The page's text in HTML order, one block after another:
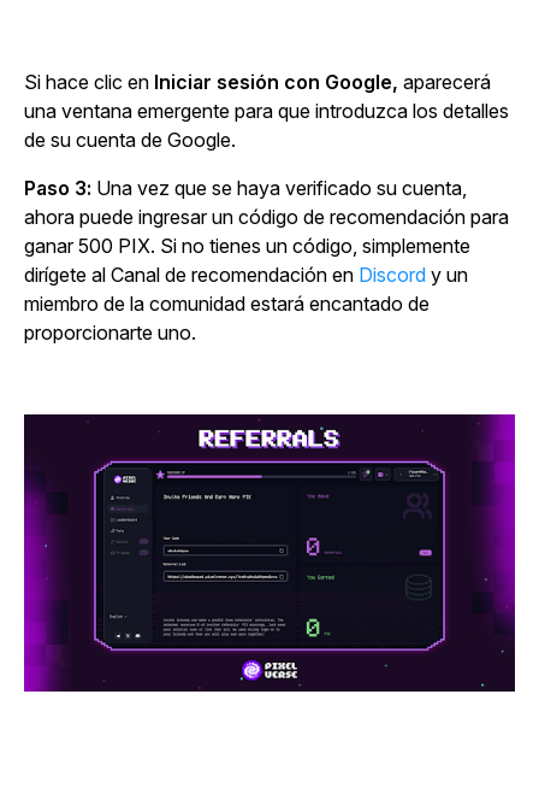
Si hace clic en Iniciar sesión con Google, aparecerá
una ventana emergente para que introduzca los detalles
de su cuenta de Google.
Paso 3: Una vez que se haya verificado su cuenta,
ahora puede ingresar un código de recomendación para
ganar 500 PIX. Si no tienes un código, simplemente
dirígete al Canal de recomendación en Discord y un
miembro de la comunidad estará encantado de
proporcionarte uno.